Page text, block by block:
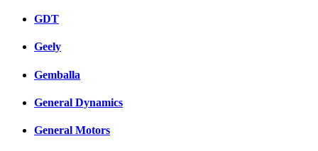
GDT
Geely
Gemballa
General Dynamics
General Motors